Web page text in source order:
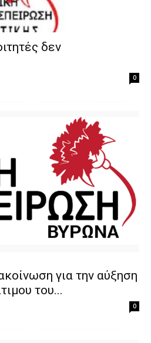
δεν
0
για την αύξηση
του...
0